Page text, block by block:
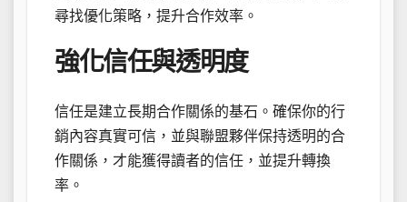
尋找優化策略，提升合作效率。
強化信任與透明度
信任是建立長期合作關係的基石。確保你的行
銷內容真實可信，並與聯盟夥伴保持透明的合
作關係，才能獲得讀者的信任，並提升轉換
率。